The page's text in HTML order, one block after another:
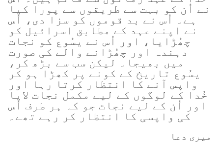
نے اُن کو بہت سے طریقوں سے پورا کیا
ہے۔ اُس نے بد قوموں کو سزا دی، اُس
نے اپنے عہد کے مطابق اسرائیل کو
چھُڑایا، اور اُس نے یسُوع کو نجات
دہندہ اور چھُڑانے والے کی صورت
میں بھیجا۔ لیکن سب سے بڑھ کر،
یسُوع تاریخ کے کونے پر کھڑا ہو کر
واپس آنے کا انتظار کرتا رہا اور
خُدا کے لوگوں کے لیے مکمل نجات لایا
اور اُن کے لیے نجات جو کہ ہر طرف اُس
کی واپسی کا انتظار کر رہے تھے۔
میری دعا